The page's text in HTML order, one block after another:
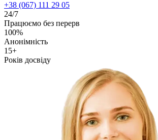
+38 (067) 111 29 05
24/7
Працюємо без перерв
100%
Анонімність
15+
Років досвіду